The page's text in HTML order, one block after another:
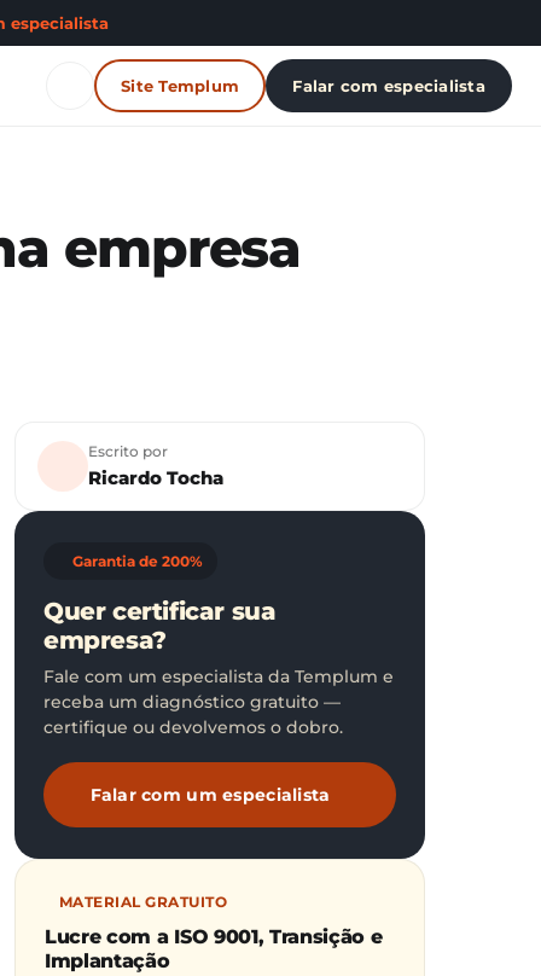
especialista
Site Templum Falar com especialista
empresa
Escrito por
Ricardo Tocha
Garantia de 200%
Quer certificar sua
empresa?
Fale com um especialista da Templum e
receba um diagnóstico gratuito —
certifique ou devolvemos o dobro.
Falar com um especialista
MATERIAL GRATUITO
Lucre com a ISO 9001, Transição e
Implantação